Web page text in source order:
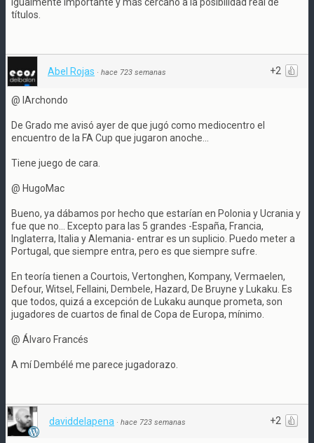
títulos.
+2
Abel Rojas · hace 723 semanas
@ IArchondo
De Grado me avisó ayer de que jugó como mediocentro el
encuentro de la FA Cup que jugaron anoche...
Tiene juego de cara.
@ HugoMac
Bueno, ya dábamos por hecho que estarían en Polonia y Ucrania y
fue que no... Excepto para las 5 grandes -España, Francia,
Inglaterra, Italia y Alemania- entrar es un suplicio. Puedo meter a
Portugal, que siempre entra, pero es que siempre sufre.
En teoría tienen a Courtois, Vertonghen, Kompany, Vermaelen,
Defour, Witsel, Fellaini, Dembele, Hazard, De Bruyne y Lukaku. Es
que todos, quizá a excepción de Lukaku aunque prometa, son
jugadores de cuartos de final de Copa de Europa, mínimo.
@ Álvaro Francés
A mí Dembélé me parece jugadorazo.
+2
daviddelapena · hace 723 semanas